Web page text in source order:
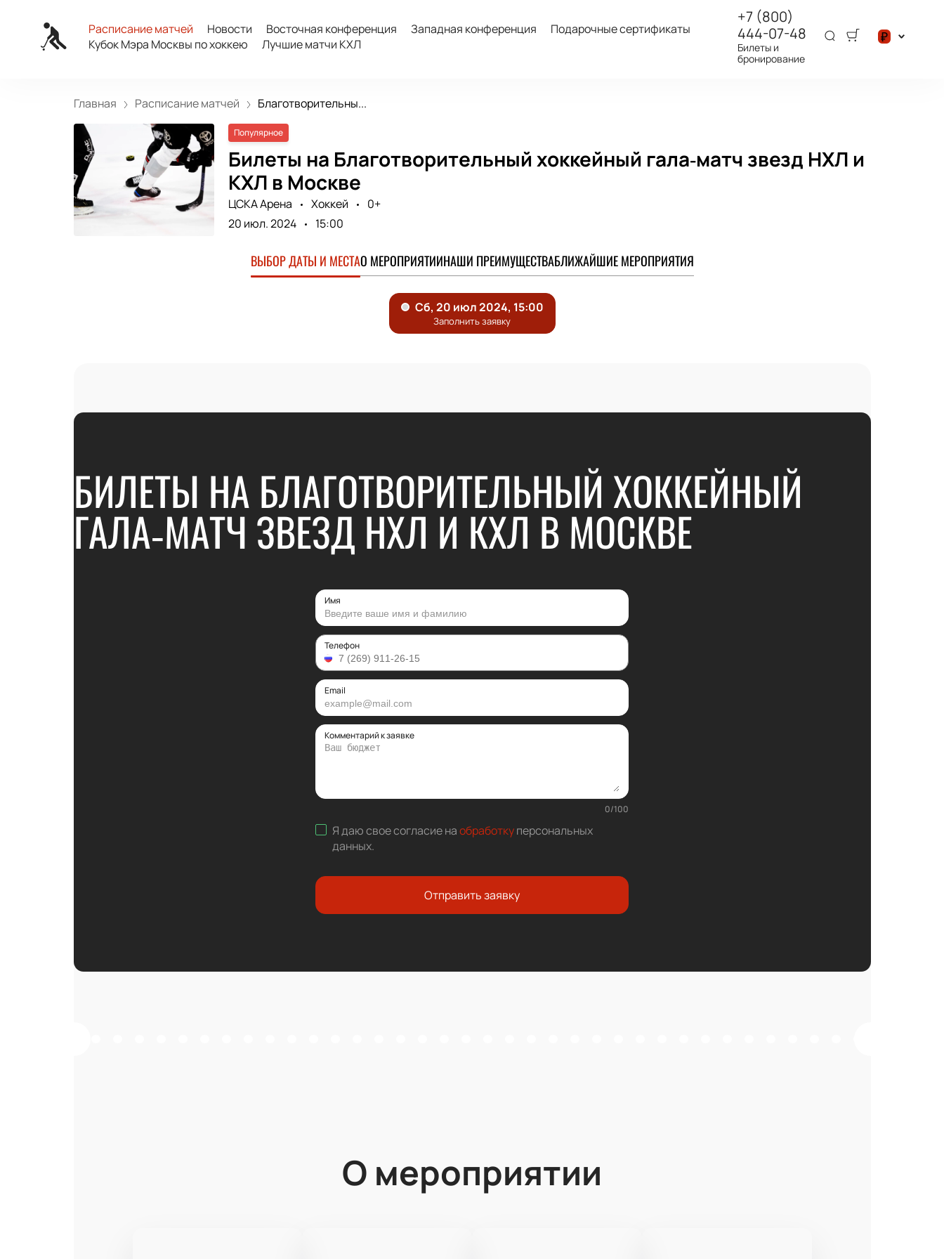
Расписание матчей Новости Восточная конференция Западная конференция
Подарочные сертификаты
Кубок Мэра Москвы по хоккею
Лучшие матчи КХЛ
+7 (800)
444-07-48
Билеты и
бронирование
₽
Главная Расписание матчей Благотворительны...
Популярное
Билеты на Благотворительный хоккейный гала‑матч звезд НХЛ и
КХЛ в Москве
ЦСКА Арена Хоккей
0+
20 июл. 2024
15:00
ВЫБОР ДАТЫ И МЕСТАО МЕРОПРИЯТИИНАШИ ПРЕИМУЩЕСТВАБЛИЖАЙШИЕ МЕРОПРИЯТИЯ
БИЛЕТЫ НА БЛАГОТВОРИТЕЛЬНЫЙ ХОККЕЙНЫЙ
ГАЛА‑МАТЧ ЗВЕЗД НХЛ И КХЛ В МОСКВЕ
Имя
Телефон
Email
Комментарий к заявке
0/100
Я даю свое согласие наобработкуперсональных
данных.
Отправить заявку
О мероприятии